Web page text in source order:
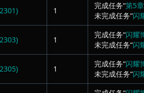
1
完成任务“第5章
未完成任务“闪
1
完成任务“闪耀
未完成任务“闪
1
完成任务“闪耀
未完成任务“闪